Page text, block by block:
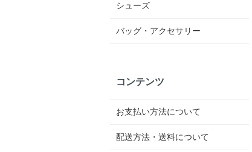
シューズ
バッグ・アクセサリー
コンテンツ
お支払い方法について
配送方法・送料について